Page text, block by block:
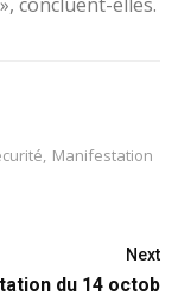
Manifestation
Next
du 14 octob